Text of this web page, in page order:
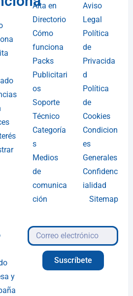
Alta en
Directorio
Cómo
funciona
Packs
Publicitari
os
Soporte
Técnico
Categoría
s
Medios
de
comunica
ción
Aviso
Legal
Política
de
Privacida
d
Política
de
Cookies
Condicion
es
Generales
Confidenc
ialidad
Sitemap
y
Suscríbete